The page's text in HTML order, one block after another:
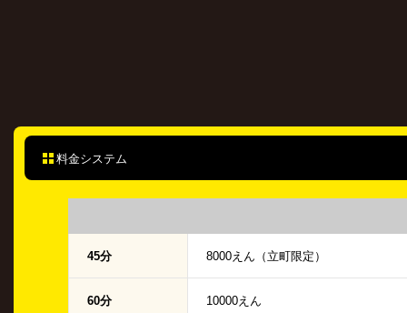
料金システム
45分 8000えん（立町限定）
60分 10000えん